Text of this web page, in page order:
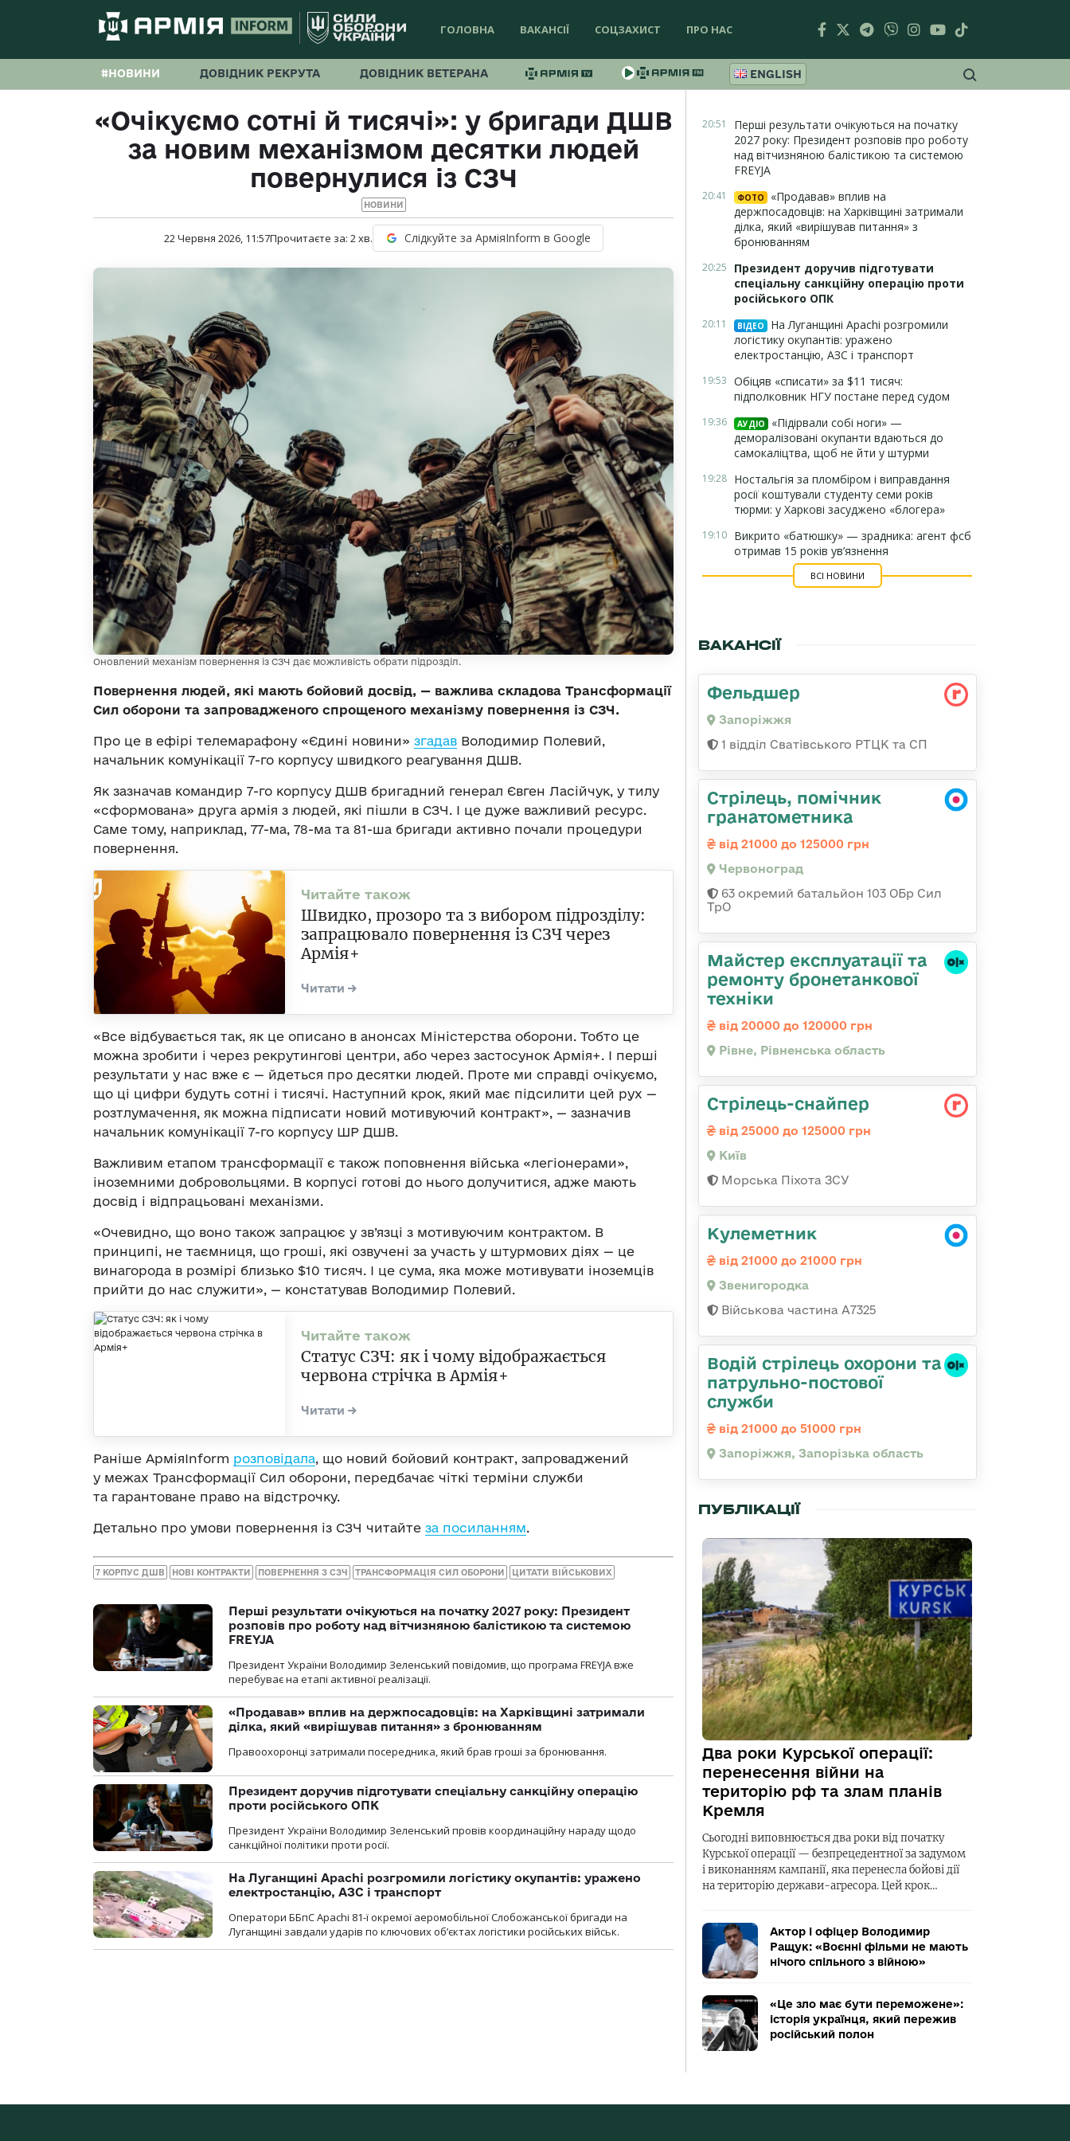
ГОЛОВНА ВАКАНСІЇ СОЦЗАХИСТ ПРО НАС
#НОВИНИ ДОВІДНИК РЕКРУТА ДОВІДНИК ВЕТЕРАНА ENGLISH
«Очікуємо сотні й тисячі»: у бригади ДШВ
за новим механізмом десятки людей
повернулися із СЗЧ
НОВИНИ
22 Червня 2026, 11:57Прочитаєте за: 2хв. Слідкуйте за АрміяInform в Google
Оновлений механізм повернення із СЗЧ дає можливість обрати підрозділ.
Повернення людей, які мають бойовий досвід, — важлива складова Трансформації
Сил оборони та запровадженого спрощеного механізму повернення із СЗЧ.
Про це в ефірі телемарафону «Єдині новини» згадав Володимир Полевий,
начальник комунікації 7-го корпусу швидкого реагування ДШВ.
Як зазначав командир 7-го корпусу ДШВ бригадний генерал Євген Ласійчук, у тилу
«сформована» друга армія з людей, які пішли в СЗЧ. І це дуже важливий ресурс.
Саме тому, наприклад, 77-ма, 78-ма та 81-ша бригади активно почали процедури
повернення.
Швидко, прозоро та з вибором підрозділу:
запрацювало повернення із СЗЧ через
Армія+
«Все відбувається так, як це описано в анонсах Міністерства оборони. Тобто це
можна зробити і через рекрутингові центри, або через застосунок Армія+. І перші
результати у нас вже є — йдеться про десятки людей. Проте ми справді очікуємо,
що ці цифри будуть сотні і тисячі. Наступний крок, який має підсилити цей рух —
розтлумачення, як можна підписати новий мотивуючий контракт», — зазначив
начальник комунікації 7-го корпусу ШР ДШВ.
Важливим етапом трансформації є також поповнення війська «легіонерами»,
іноземними добровольцями. В корпусі готові до нього долучитися, адже мають
досвід і відпрацьовані механізми.
«Очевидно, що воно також запрацює у зв’язці з мотивуючим контрактом. В
принципі, не таємниця, що гроші, які озвучені за участь у штурмових діях — це
винагорода в розмірі близько $10 тисяч. І це сума, яка може мотивувати іноземців
прийти до нас служити», — констатував Володимир Полевий.
Статус СЗЧ: як і чому відображається
червона стрічка в Армія+
Раніше АрміяInform розповідала, що новий бойовий контракт, запроваджений
у межах Трансформації Сил оборони, передбачає чіткі терміни служби
та гарантоване право на відстрочку.
Детально про умови повернення із СЗЧ читайте за посиланням.
7 КОРПУС ДШВ НОВІ КОНТРАКТИ ПОВЕРНЕННЯ З СЗЧ ТРАНСФОРМАЦІЯ СИЛ ОБОРОНИ ЦИТАТИ ВІЙСЬКОВИХ
Перші результати очікуються на початку 2027 року: Президент
розповів про роботу над вітчизняною балістикою та системою
FREYJA
Президент України Володимир Зеленський повідомив, що програма FREYJA вже
перебуває на етапі активної реалізації.
«Продавав» вплив на держпосадовців: на Харківщині затримали
ділка, який «вирішував питання» з бронюванням
Правоохоронці затримали посередника, який брав гроші за бронювання.
Президент доручив підготувати спеціальну санкційну операцію
проти російського ОПК
Президент України Володимир Зеленський провів координаційну нараду щодо
санкційної політики проти росії.
На Луганщині Apachi розгромили логістику окупантів: уражено
електростанцію, АЗС і транспорт
Оператори ББпС Apachi 81-ї окремої аеромобільної Слобожанської бригади на
Луганщині завдали ударів по ключових об’єктах логістики російських військ.
20:51
Перші результати очікуються на початку
2027 року: Президент розповів про роботу
над вітчизняною балістикою та системою
FREYJA
20:41 ФОТО
«Продавав» вплив на
держпосадовців: на Харківщині затримали
ділка, який «вирішував питання» з
бронюванням
20:25
Президент доручив підготувати
спеціальну санкційну операцію проти
російського ОПК
20:11 ВІДЕО
На Луганщині Apachi розгромили
логістику окупантів: уражено
електростанцію, АЗС і транспорт
19:53 Обіцяв «списати» за $11 тисяч:
підполковник НГУ постане перед судом
19:36 АУДІО
«Підірвали собі ноги» —
деморалізовані окупанти вдаються до
самокаліцтва, щоб не йти у штурми
19:28 Ностальгія за пломбіром і виправдання
росії коштували студенту семи років
тюрми: у Харкові засуджено «блогера»
19:10 Викрито «батюшку» — зрадника: агент фсб
отримав 15 років ув’язнення
ВСІ НОВИНИ
ВАКАНСІЇ
Фельдшер
Запоріжжя
1 відділ Сватівського РТЦК та СП
Стрілець, помічник
гранатометника
від 21000 до 125000 грн
Червоноград
63 окремий батальйон 103 ОБр Сил
ТрО
Майстер експлуатації та
ремонту бронетанкової
техніки
від 20000 до 120000 грн
Рівне, Рівненська область
Стрілець-снайпеp
від 25000 до 125000 грн
Київ
Морська Піхота ЗСУ
Кулеметник
від 21000 до 21000 грн
Звенигородка
Військова частина А7325
Водій стрілець охорони та
патрульно-постової
служби
від 21000 до 51000 грн
Запоріжжя, Запорізька область
ПУБЛІКАЦІЇ
Два роки Курської операції:
перенесення війни на
територію рф та злам планів
Кремля
Сьогодні виповнюється два роки від початку
Курської операції — безпрецедентної за задумом
і виконанням кампанії, яка перенесла бойові дії
на територію держави-агресора. Цей крок…
Актор і офіцер Володимир
Ращук: «Воєнні фільми не мають
нічого спільного з війною»
«Це зло має бути переможене»:
історія українця, який пережив
російський полон